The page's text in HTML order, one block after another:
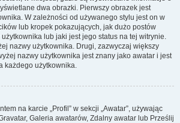
dwa obrazki. Pierwszy obrazek jest
W zależności od używanego stylu jest on w
lub kropek pokazujących, jak dużo postów
lub jaki jest jego status na tej witrynie.
nazwy użytkownika. Drugi, zazwyczaj większy
nazwy użytkownika jest znany jako awatar i jest
każdego użytkownika.
na karcie „Profil” w sekcji „Awatar”, używając
Galeria awatarów, Zdalny awatar lub Prześlij